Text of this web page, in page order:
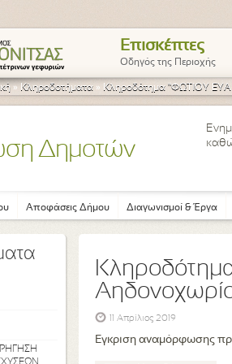
Επισκέπτες
Οδηγός της Περιοχής
» Κληροδοτήματα » Κληροδότημα "ΦΩΤΙΟΥ
Δημοτών
Αποφάσεις Δήμου Διαγωνισμοί & Έργα
11 Απρίλιος 2019
Εγκριση αναμόρφωσης